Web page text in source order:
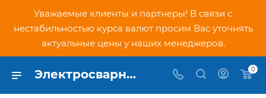
Уважаемые клиенты и партнеры! В связи с
нестабильностью курса валют просим Вас уточнять
актуальные цены у наших менеджеров.
Электросварное седло с вентилем 250х32 EF Valve Tapping TEE 360 Borfit (Турция) - купить по низкой цене в Москве, интернет-магазин PNDtech.ru 0